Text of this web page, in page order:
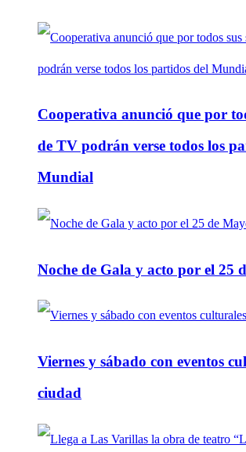
Cooperativa anunció que por
de TV podrán verse todos los
Mundial
Noche de Gala y acto por el 25
Viernes y sábado con eventos
ciudad